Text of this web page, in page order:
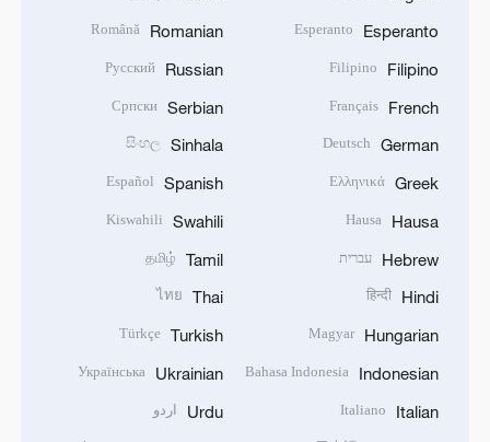
Esperanto
Esperanto
Filipino
Filipino
French
Français
German
Deutsch
Greek
Ελληνικά
Hausa
Hausa
Hebrew עברית
Hindi
हिन्दी
Hungarian
Magyar
Indonesian
Bahasa Indonesia
Italian
Italiano
Romanian
Română
Russian
Русский
Serbian
Српски
Sinhala
සිංහල
Spanish
Español
Swahili
Kiswahili
Tamil
தமிழ்
Thai
ไทย
Turkish
Türkçe
Ukrainian
Українська
Urdu اردو